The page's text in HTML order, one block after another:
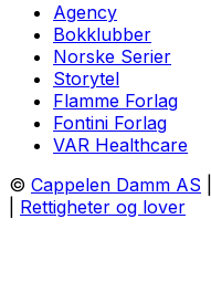
Agency
Bokklubber
Norske Serier
Storytel
Flamme Forlag
Fontini Forlag
VAR Healthcare
© Cappelen Damm AS
Rettigheter og lover